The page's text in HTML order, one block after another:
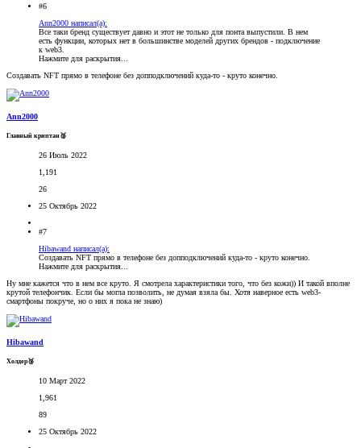
#6
Ann2000 написал(а):
Все таки бренд существует давно и этот не только для понта выпустили. В нем
есть функции, которых нет в большинстве моделей других брендов - подключение
к web3.
Нажмите для раскрытия...
Создавать NFT прямо в телефоне без допподключений куда-то - круто конечно.
Ann2000
Главный криптан🥈
26 Июль 2022
1,191
26
25 Октябрь 2022
#7
Hibawand написал(а):
Создавать NFT прямо в телефоне без допподключений куда-то - круто конечно.
Нажмите для раскрытия...
Ну мне кажется что в нем все круто. Я смотрела характеристики того, что без кожи)) И такой вполне
крутой телефончик. Если бы могла позволить, не думая взяла бы. Хотя наверное есть web3-
смартфоны покруче, но о них я пока не знаю)
Hibawand
Холдер🥉
10 Март 2022
1,961
89
25 Октябрь 2022